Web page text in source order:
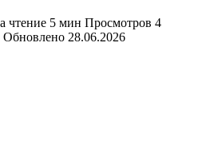
чтение 5 мин Просмотров 4
Обновлено 28.06.2026